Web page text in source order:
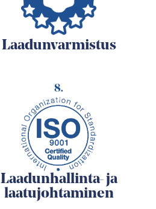
Laadunvarmistus
8.
Laadunhallinta- ja
laatujohtaminen